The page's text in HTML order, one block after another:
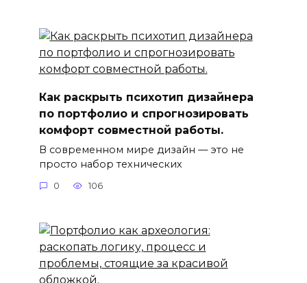
Как раскрыть психотип дизайнера
по портфолио и спрогнозировать
комфорт совместной работы.
В современном мире дизайн — это не
просто набор технических
0 106